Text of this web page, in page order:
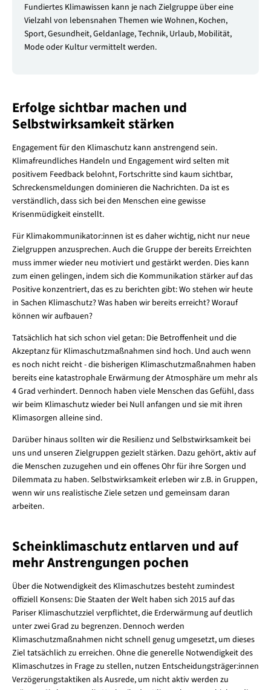
Fundiertes Klimawissen kann je nach Zielgruppe über eine
Vielzahl von lebensnahen Themen wie Wohnen, Kochen,
Sport, Gesundheit, Geldanlage, Technik, Urlaub, Mobilität,
Mode oder Kultur vermittelt werden.
Erfolge sichtbar machen und
Selbstwirksamkeit stärken
Engagement für den Klimaschutz kann anstrengend sein.
Klimafreundliches Handeln und Engagement wird selten mit
positivem Feedback belohnt, Fortschritte sind kaum sichtbar,
Schreckensmeldungen dominieren die Nachrichten. Da ist es
verständlich, dass sich bei den Menschen eine gewisse
Krisenmüdigkeit einstellt.
Für Klimakommunikator:innen ist es daher wichtig, nicht nur neue
Zielgruppen anzusprechen. Auch die Gruppe der bereits Erreichten
muss immer wieder neu motiviert und gestärkt werden. Dies kann
zum einen gelingen, indem sich die Kommunikation stärker auf das
Positive konzentriert, das es zu berichten gibt: Wo stehen wir heute
in Sachen Klimaschutz? Was haben wir bereits erreicht? Worauf
können wir aufbauen?
Tatsächlich hat sich schon viel getan: Die Betroffenheit und die
Akzeptanz für Klimaschutzmaßnahmen sind hoch. Und auch wenn
es noch nicht reicht - die bisherigen Klimaschutzmaßnahmen haben
bereits eine katastrophale Erwärmung der Atmosphäre um mehr als
4 Grad verhindert. Dennoch haben viele Menschen das Gefühl, dass
wir beim Klimaschutz wieder bei Null anfangen und sie mit ihren
Klimasorgen alleine sind.
Darüber hinaus sollten wir die Resilienz und Selbstwirksamkeit bei
uns und unseren Zielgruppen gezielt stärken. Dazu gehört, aktiv auf
die Menschen zuzugehen und ein offenes Ohr für ihre Sorgen und
Dilemmata zu haben. Selbstwirksamkeit erleben wir z.B. in Gruppen,
wenn wir uns realistische Ziele setzen und gemeinsam daran
arbeiten.
Scheinklimaschutz entlarven und auf
mehr Anstrengungen pochen
Über die Notwendigkeit des Klimaschutzes besteht zumindest
offiziell Konsens: Die Staaten der Welt haben sich 2015 auf das
Pariser Klimaschutzziel verpflichtet, die Erderwärmung auf deutlich
unter zwei Grad zu begrenzen. Dennoch werden
Klimaschutzmaßnahmen nicht schnell genug umgesetzt, um dieses
Ziel tatsächlich zu erreichen. Ohne die generelle Notwendigkeit des
Klimaschutzes in Frage zu stellen, nutzen Entscheidungsträger:innen
Verzögerungstaktiken als Ausrede, um nicht aktiv werden zu